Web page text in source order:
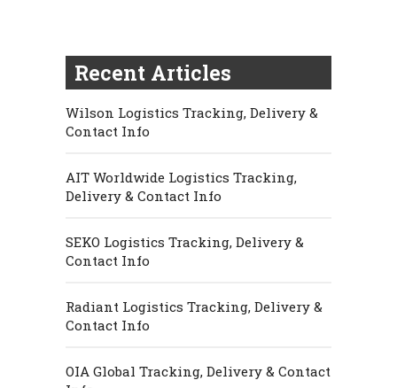
Recent Articles
Wilson Logistics Tracking, Delivery &
Contact Info
AIT Worldwide Logistics Tracking,
Delivery & Contact Info
SEKO Logistics Tracking, Delivery &
Contact Info
Radiant Logistics Tracking, Delivery &
Contact Info
OIA Global Tracking, Delivery & Contact